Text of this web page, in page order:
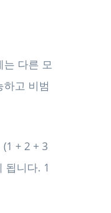
는 다른 모
고 비범
+ 2 + 3
됩니다. 1